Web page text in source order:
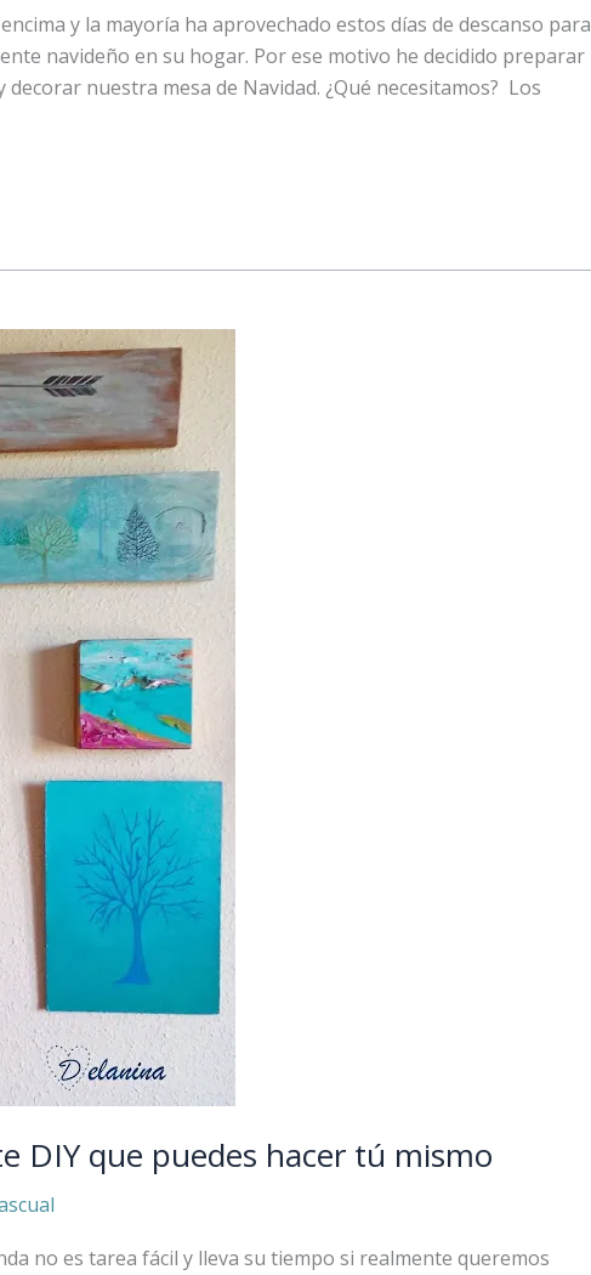
y la mayoría ha aprovechado estos días de descanso para
navideño en su hogar. Por ese motivo he decidido preparar
nuestra mesa de Navidad. ¿Qué necesitamos? Los
DIY que puedes hacer tú mismo
no es tarea fácil y lleva su tiempo si realmente queremos